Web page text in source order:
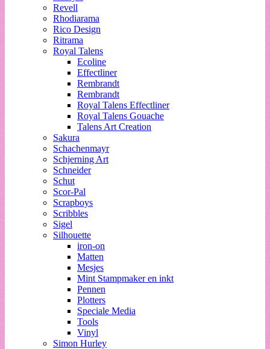
Revell
Rhodiarama
Rico Design
Ritrama
Royal Talens
Ecoline
Effectliner
Rembrandt
Rembrandt
Royal Talens Effectliner
Royal Talens Gouache
Talens Art Creation
Sakura
Schachenmayr
Schjerning Art
Schneider
Schut
Scor-Pal
Scrapboys
Scribbles
Sigel
Silhouette
iron-on
Matten
Mesjes
Mint Stampmaker en inkt
Pennen
Plotters
Speciale Media
Tools
Vinyl
Simon Hurley